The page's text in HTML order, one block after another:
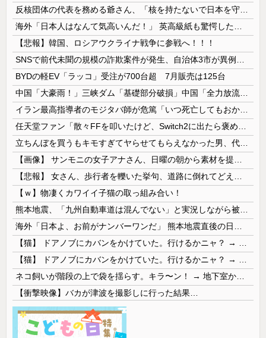
【悲報】韓国、ロシアウクライナ戦争に参戦へ！！！
BYDの軽EV「ラッコ」受注が700台超 7月販売は125台
【ｗ】物凄くカワイイ子猫の取っ組み合い！
【衝撃映像】バカが津波を撮影しに行った結果…